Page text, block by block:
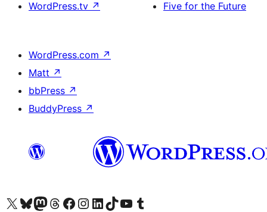
WordPress.tv ↗
Five for the Future
WordPress.com ↗
Matt ↗
bbPress ↗
BuddyPress ↗
ကျွန်ုပ်တို့၏ X (ယခင် Twitter) အကောင့်သို့ သွားရောက်ကြည့်ရှုပါကျွန်ုပ်တို့၏ Bluesky အကောင့်သို့ ဝင်ရောက်ကြည့်ရှုရန်
ကျွန်ုပ်တို့၏ Mastodon အကောင့်သို့ သွားရောက်ကြည့်ရှုပါကျွန်ုပ်တို့၏ Threads အကောင့်သို့ ဝင်ရောက်ကြည့်ရှုရန်
ကျွန်ုပ်တို့၏ Facebook စာမျက်နှာသို့ သွားရောက်ကြည့်ရှုပါကျွန်ုပ်တို့၏ Instagram အကောင့်သို့ သွားရောက်ကြည့်ရှုပါ ကျွန်ုပ်တို့၏ LinkedIn အကောင့်သို့ သွားရောက်ကြည့်ရှုပါကျွန်ုပ်တို့၏ TikTok အကောင့်သို့ ဝင်ရောက်ကြည့်ရှုရန်
ကျွန်ုပ်တို့၏ YouTube ချန်နယ်သို့ သွားရောက်ကြည့်ရှုပါ ကျွန်ုပ်တို့၏ Tumblr အကောင့်သို့ ဝင်ရောက်ကြည့်ရှုရန်